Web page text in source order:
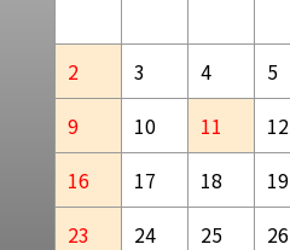
2
3 4 5
9
10 11 12
16
17 18 19
23
24 25 26